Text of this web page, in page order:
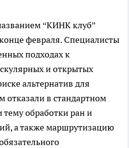
“КИНК клуб”
февраля. Специалисты
подходах к
и открытых
альтернатив для
отказали в стандартном
тему обработки ран и
а также маршрутизацию